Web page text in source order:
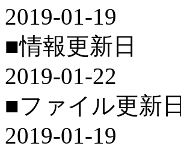
2019-01-19
■情報更新日
2019-01-22
■ファイル更新日
2019-01-19